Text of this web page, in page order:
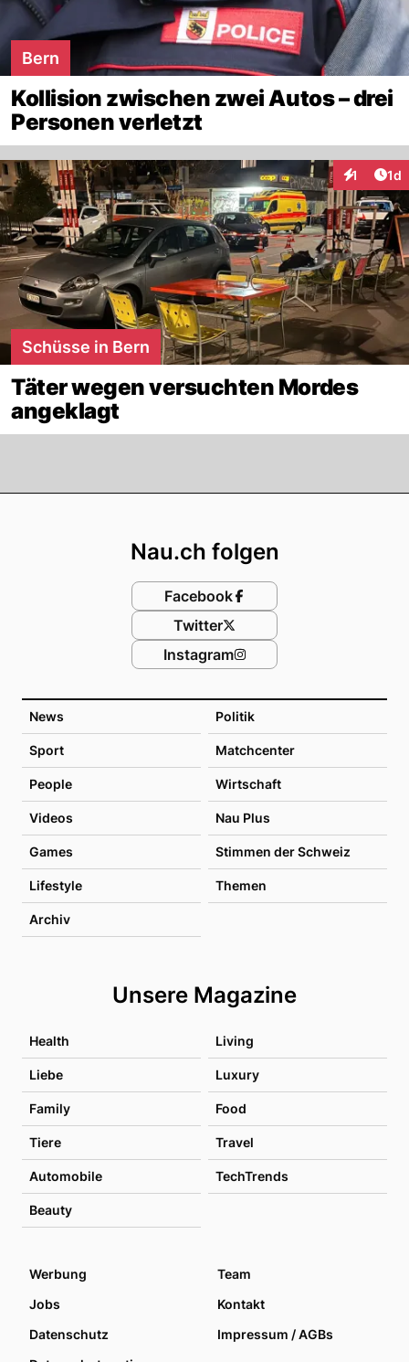
Bern
Kollision zwischen zwei Autos – drei
Personen verletzt
1 1d
Schüsse in Bern
Täter wegen versuchten Mordes
angeklagt
News Politik
Sport Matchcenter
People Wirtschaft
Videos Nau Plus
Games Stimmen der Schweiz
Lifestyle Themen
Archiv
Unsere Magazine
Health Living
Liebe Luxury
Family Food
Tiere Travel
Automobile TechTrends
Beauty
Nau.ch folgen
Facebook
Twitter
Instagram
Werbung
Team
Jobs
Kontakt
Datenschutz
Impressum / AGBs